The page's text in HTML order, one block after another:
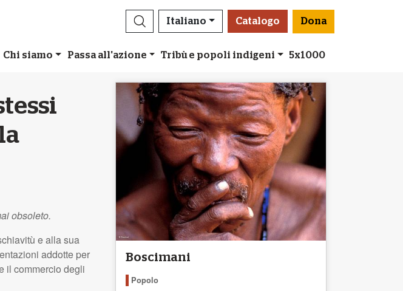
Italiano Catalogo Dona
Chi siamo Passa all'azione Tribù e popoli indigeni 5x1000
obsoleto.
e alla sua
addotte per
il commercio degli
Boscimani
Popolo